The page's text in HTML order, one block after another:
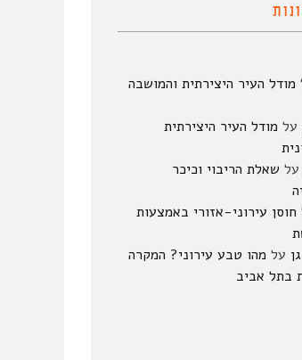
מודל העיר היצירתית והמושבה
על מודל העיר היצירתית
על שאלת הריבוי וכיכר
חוסן עירוני-אזורי באמצעות
על מהו טבע עירוני? המקרה
בתל אביב